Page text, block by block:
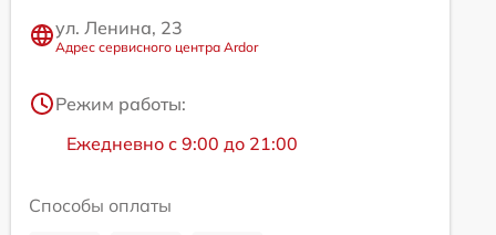
ул. Ленина, 23
Адрес сервисного центра Ardor
Режим работы:
Ежедневно с 9:00 до 21:00
Способы оплаты